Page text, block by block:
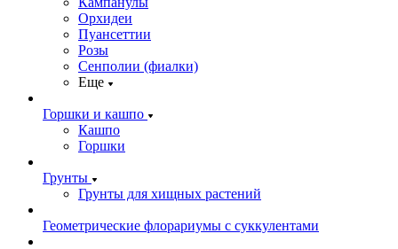
Орхидеи
Пуансеттии
Розы
Сенполии (фиалки)
Еще
Горшки и кашпо
Кашпо
Горшки
Грунты
Грунты для хищных растений
Геометрические флорариумы с суккулентами